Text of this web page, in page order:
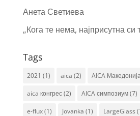
Анета Светиева
„Кога те нема, најприсутна си
Tags
2021 (1) aica (2) AICA
aica конгрес(2) AICA симпозиум(7)
e-flux(1) Jovanka (1) LargeGlass